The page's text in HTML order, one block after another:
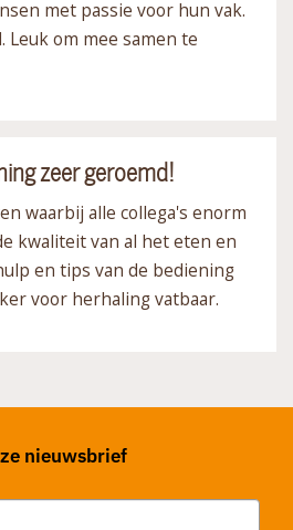
met passie voor hun vak.
Leuk om mee samen te
zeer geroemd!
waarbij alle collega's enorm
kwaliteit van al het eten en
en tips van de bediening
voor herhaling vatbaar.
nieuwsbrief